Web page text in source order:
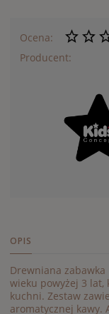
Ocena:
Producent:
OPIS
Drewniana
wieku powyżej 3
kuchni. Zestaw
aromatycznej kawy.